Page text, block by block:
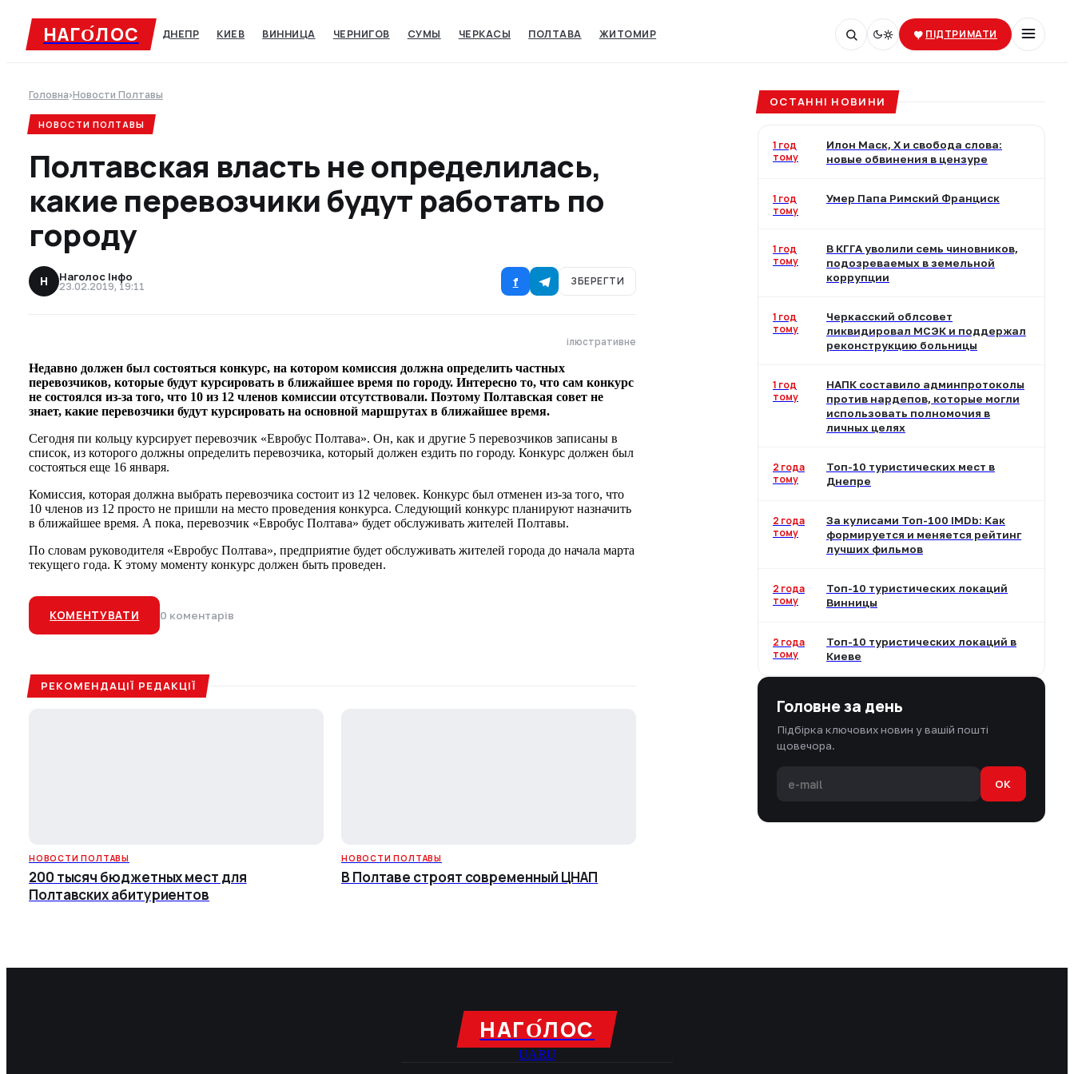
НАГО́ЛОC ДНЕПР КИЕВ ВИННИЦА ЧЕРНИГОВ СУМЫ‎ ЧЕРКАСЫ‎ ПОЛТАВА ЖИТОМИР ПІДТРИМАТИ
Головна›Новости Полтавы
НОВОСТИ ПОЛТАВЫ
Полтавская власть не определилась,
какие перевозчики будут работать по
городу
Н Наголос Інфо
23.02.2019, 19:11 f ЗБЕРЕГТИ
ілюстративне
Недавно должен был состояться конкурс, на котором комиссия должна определить частных
перевозчиков, которые будут курсировать в ближайшее время по городу. Интересно то, что сам конкурс
не состоялся из-за того, что 10 из 12 членов комиссии отсутствовали. Поэтому Полтавская совет не
знает, какие перевозчики будут курсировать на основной маршрутах в ближайшее время.
Сегодня пи кольцу курсирует перевозчик «Евробус Полтава». Он, как и другие 5 перевозчиков записаны в
список, из которого должны определить перевозчика, который должен ездить по городу. Конкурс должен был
состояться еще 16 января.
Комиссия, которая должна выбрать перевозчика состоит из 12 человек. Конкурс был отменен из-за того, что
10 членов из 12 просто не пришли на место проведения конкурса. Следующий конкурс планируют назначить
в ближайшее время. А пока, перевозчик «Евробус Полтава» будет обслуживать жителей Полтавы.
По словам руководителя «Евробус Полтава», предприятие будет обслуживать жителей города до начала марта
текущего года. К этому моменту конкурс должен быть проведен.
КОМЕНТУВАТИ 0 коментарів
РЕКОМЕНДАЦІЇ РЕДАКЦІЇ
НОВОСТИ ПОЛТАВЫ
200 тысяч бюджетных мест для
Полтавских абитуриентов
НОВОСТИ ПОЛТАВЫ
В Полтаве строят современный ЦНАП
ОСТАННІ НОВИНИ
1 год
тому
Илон Маск, X и свобода слова:
новые обвинения в цензуре
1 год
тому
Умер Папа Римский Франциск
1 год
тому
В КГГА уволили семь чиновников,
подозреваемых в земельной
коррупции
1 год
тому
Черкасский облсовет
ликвидировал МСЭК и поддержал
реконструкцию больницы
1 год
тому
НАПК составило админпротоколы
против нардепов, которые могли
использовать полномочия в
личных целях
2 года
тому
Топ-10 туристических мест в
Днепре
2 года
тому
За кулисами Топ-100 IMDb: Как
формируется и меняется рейтинг
лучших фильмов
2 года
тому
Топ-10 туристических локаций
Винницы
2 года
тому
Топ-10 туристических локаций в
Киеве
Головне за день
Підбірка ключових новин у вашій пошті
щовечора.
OK
НАГО́ЛОC
UARU